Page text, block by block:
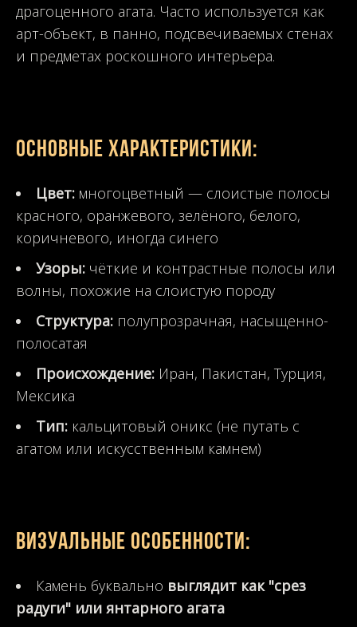
драгоценного агата. Часто используется как
арт-объект, в панно, подсвечиваемых стенах
и предметах роскошного интерьера.
Основные характеристики:
Цвет: многоцветный — слоистые полосы
красного, оранжевого, зелёного, белого,
коричневого, иногда синего
Узоры: чёткие и контрастные полосы или
волны, похожие на слоистую породу
Структура: полупрозрачная, насыщенно-
полосатая
Происхождение: Иран, Пакистан, Турция,
Мексика
Тип: кальцитовый оникс (не путать с
агатом или искусственным камнем)
Визуальные особенности:
Камень буквально выглядит как "срез
радуги" или янтарного агата